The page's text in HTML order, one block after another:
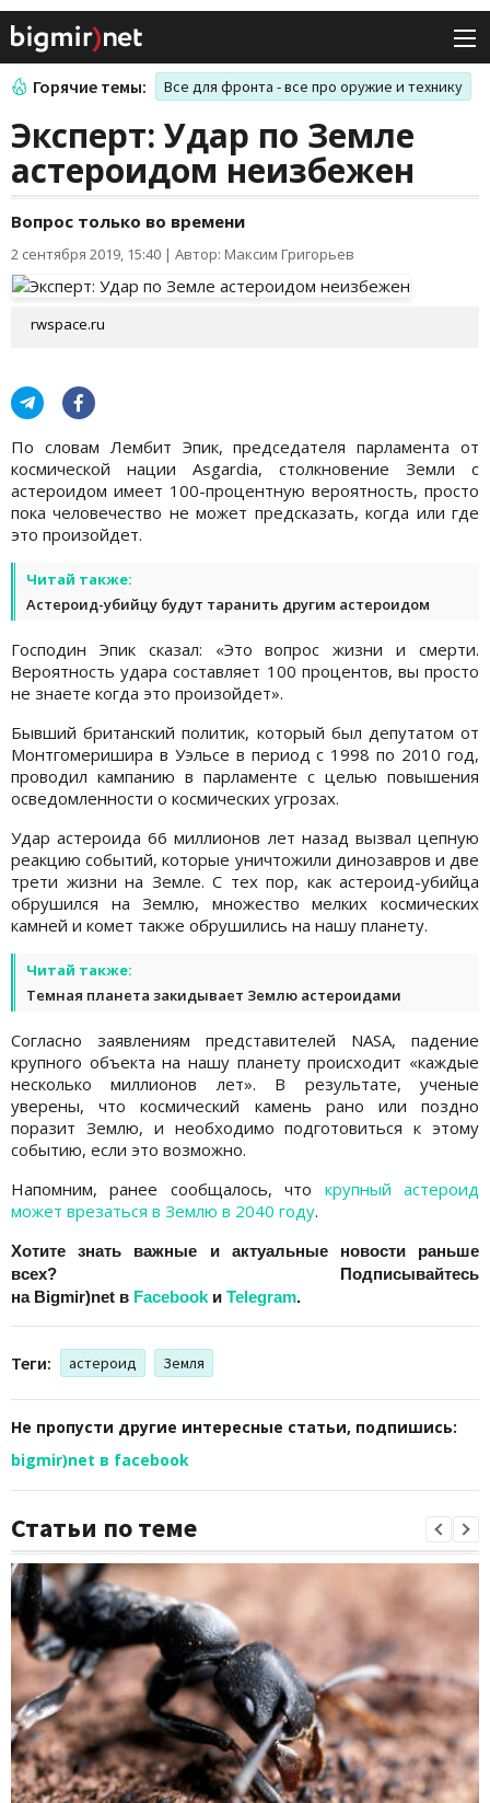
Горячие темы: Все для фронта - все про оружие и технику
Эксперт: Удар по Земле
астероидом неизбежен
Вопрос только во времени
2 сентября 2019, 15:40 | Автор: Максим Григорьев
rwspace.ru
По словам Лембит Эпик, председателя парламента от
космической нации Asgardia, столкновение Земли с
астероидом имеет 100-процентную вероятность, просто
пока человечество не может предсказать, когда или где
это произойдет.
Читай также:
Астероид-убийцу будут таранить другим астероидом
Господин Эпик сказал: «Это вопрос жизни и смерти.
Вероятность удара составляет 100 процентов, вы просто
не знаете когда это произойдет».
Бывший британский политик, который был депутатом от
Монтгомеришира в Уэльсе в период с 1998 по 2010 год,
проводил кампанию в парламенте с целью повышения
осведомленности о космических угрозах.
Удар астероида 66 миллионов лет назад вызвал цепную
реакцию событий, которые уничтожили динозавров и две
трети жизни на Земле. С тех пор, как астероид-убийца
обрушился на Землю, множество мелких космических
камней и комет также обрушились на нашу планету.
Читай также:
Темная планета закидывает Землю астероидами
Согласно заявлениям представителей NASA, падение
крупного объекта на нашу планету происходит «каждые
несколько миллионов лет». В результате, ученые
уверены, что космический камень рано или поздно
поразит Землю, и необходимо подготовиться к этому
событию, если это возможно.
Напомним, ранее сообщалось, что крупный астероид
может врезаться в Землю в 2040 году.
Хотите знать важные и актуальные новости раньше
всех? Подписывайтесь
на Bigmir)net в Facebookи Telegram.
Теги: астероид Земля
Не пропусти другие интересные статьи, подпишись:
bigmir)net в facebook
Статьи по теме